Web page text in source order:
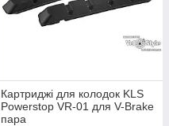
Картриджі для колодок KLS
Powerstop VR-01 для V-Brake
пара